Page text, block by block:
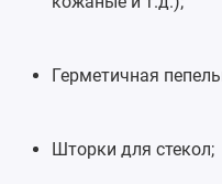
Герметичная
Шторки для стекол;